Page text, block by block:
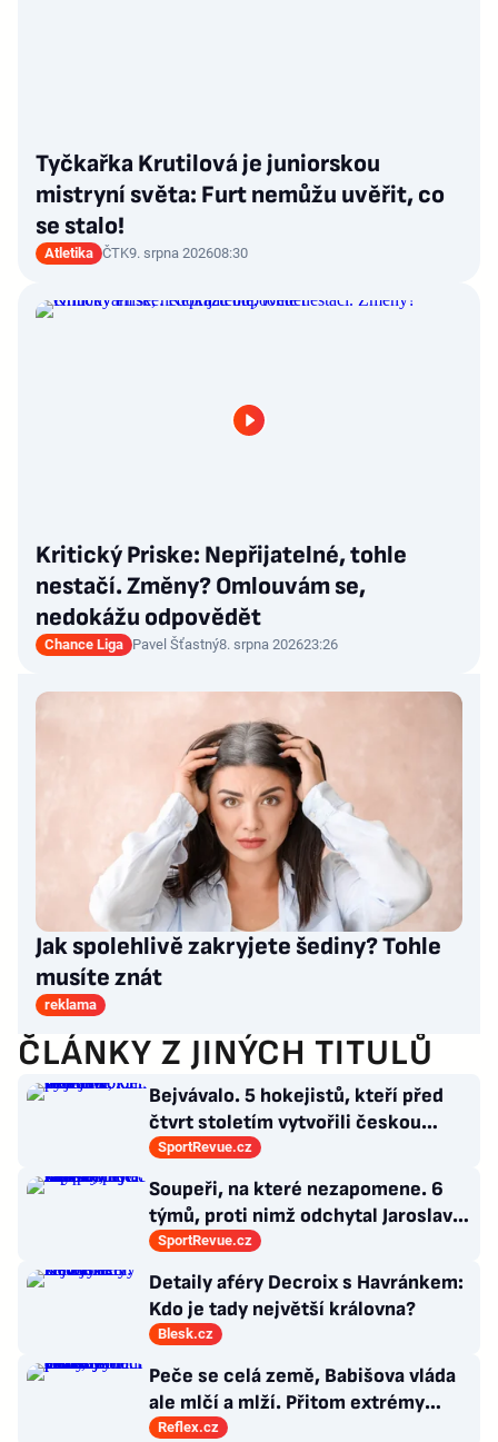
Tyčkařka Krutilová je juniorskou
mistryní světa: Furt nemůžu uvěřit, co
se stalo!
Atletika ČTK9. srpna 202608:30
Kritický Priske: Nepřijatelné, tohle
nestačí. Změny? Omlouvám se,
nedokážu odpovědět
Chance Liga Pavel Šťastný8. srpna 202623:26
Jak spolehlivě zakryjete šediny? Tohle
musíte znát
reklama
ČLÁNKY Z JINÝCH TITULŮ
Bejvávalo. 5 hokejistů, kteří před
čtvrt stoletím vytvořili českou
kolonii v Ottawě
SportRevue.cz
Soupeři, na které nezapomene. 6
týmů, proti nimž odchytal Jaroslav
Drobný nejvíc zápasů v kariéře
SportRevue.cz
Detaily aféry Decroix s Havránkem:
Kdo je tady největší královna?
Blesk.cz
Peče se celá země, Babišova vláda
ale mlčí a mlží. Přitom extrémy
počasí jsou trvalými problémy
Reflex.cz